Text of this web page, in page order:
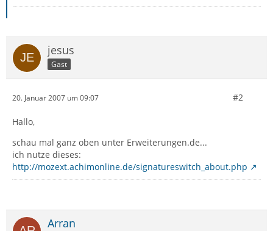
jesus
Gast
20. Januar 2007 um 09:07 #2
Hallo,
schau mal ganz oben unter Erweiterungen.de...
ich nutze dieses:
http://mozext.achimonline.de/signatureswitch_about.php
Arran